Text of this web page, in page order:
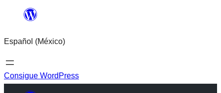
Saltar
contenido
Español (México)
Consigue WordPress